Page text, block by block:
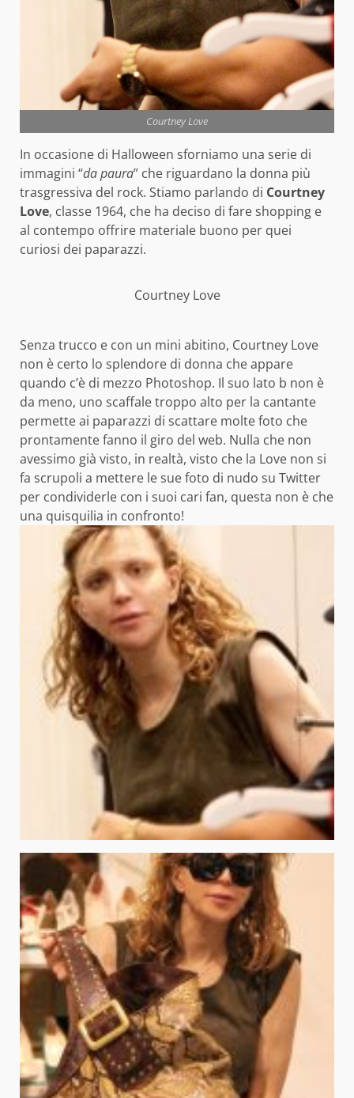
Courtney Love
In occasione di Halloween sforniamo una serie di
immagini “da paura” che riguardano la donna più
trasgressiva del rock. Stiamo parlando di Courtney
Love, classe 1964, che ha deciso di fare shopping e
al contempo offrire materiale buono per quei
curiosi dei paparazzi.
Courtney Love
Senza trucco e con un mini abitino, Courtney Love
non è certo lo splendore di donna che appare
quando c’è di mezzo Photoshop. Il suo lato b non è
da meno, uno scaffale troppo alto per la cantante
permette ai paparazzi di scattare molte foto che
prontamente fanno il giro del web. Nulla che non
avessimo già visto, in realtà, visto che la Love non si
fa scrupoli a mettere le sue foto di nudo su Twitter
per condividerle con i suoi cari fan, questa non è che
una quisquilia in confronto!